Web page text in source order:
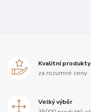
Kvalitní produkty
za rozumné ceny
Velký výběr